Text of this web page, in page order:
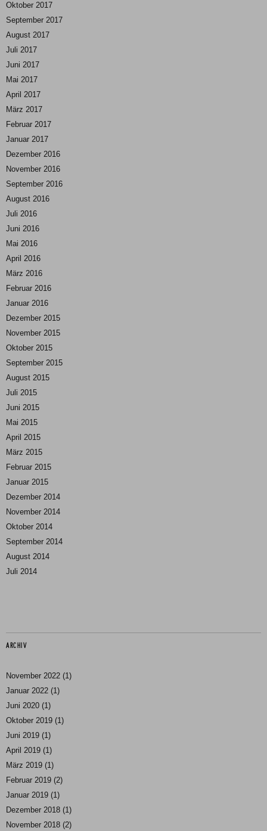
Oktober 2017
September 2017
August 2017
Juli 2017
Juni 2017
Mai 2017
April 2017
März 2017
Februar 2017
Januar 2017
Dezember 2016
November 2016
September 2016
August 2016
Juli 2016
Juni 2016
Mai 2016
April 2016
März 2016
Februar 2016
Januar 2016
Dezember 2015
November 2015
Oktober 2015
September 2015
August 2015
Juli 2015
Juni 2015
Mai 2015
April 2015
März 2015
Februar 2015
Januar 2015
Dezember 2014
November 2014
Oktober 2014
September 2014
August 2014
Juli 2014
ARCHIV
November 2022 (1)
Januar 2022 (1)
Juni 2020 (1)
Oktober 2019 (1)
Juni 2019 (1)
April 2019 (1)
März 2019 (1)
Februar 2019 (2)
Januar 2019 (1)
Dezember 2018 (1)
November 2018 (2)